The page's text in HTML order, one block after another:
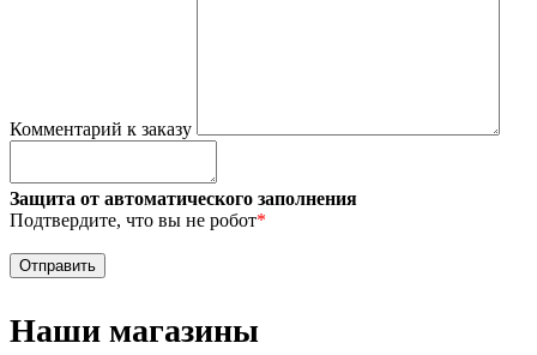
Комментарий к заказу
Защита от автоматического заполнения
Подтвердите, что вы не робот*
Наши магазины